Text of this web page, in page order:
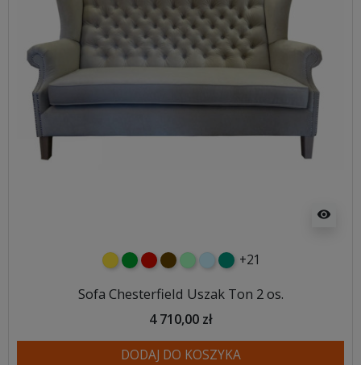
visibility
żółtyzielonyczerwony
czekoladowy
miętowybłękitny
turkusowy
+21
Sofa Chesterfield Uszak Ton 2 os.
4 710,00 zł
DODAJ DO KOSZYKA